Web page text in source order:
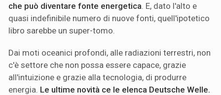
che può diventare fonte energetica . E, dato l'alto e
quasi indefinibile numero di nuove fonti, quell'ipotetico
libro sarebbe un super-tomo.
Dai moti oceanici profondi, alle radiazioni terrestri, non
c'è settore che non possa essere capace, grazie
all'intuizione e grazie alla tecnologia, di produrre
energia. Le ultime novità ce le elenca Deutsche Welle.